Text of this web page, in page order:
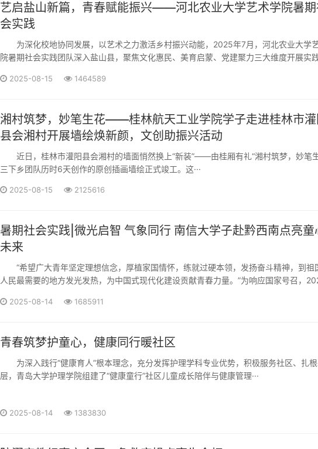
艺启盐山新篇，青春赋能振兴——河北农业大学艺术学院暑期
会实践
为深化校地协同发展，以艺术之力激活乡村振兴动能，2025年7月，河北农业大学
院暑期社会实践团队深入盐山县，聚焦文化惠民、美育启蒙、党建聚力三大维度开展实
2025-08-15 1464589
湘村筑梦，妙笔生花——桂林航天工业学院学子走进桂林市灌
县会湘村开展墙绘焕新颜，文创助振兴活动
近日，桂林市灌阳县会湘村的墙面悄然换上“新装”——由桂厢有礼“湘村筑梦，妙笔
三下乡团队历时6天创作的原创插画墙绘正式竣工。这···
2025-08-15 2125616
暑期社会实践|微光启智 气象同行 南信大学子赴黔西南点亮童
未来
“希望广大青年坚定理想信念，厚植家国情怀，练就过硬本领，发扬奋斗精神，到祖
人民最需要的地方发光发热，为中国式现代化建设贡献青春力量。”为响应国家号召，
2025-08-14 1685911
青春筑梦护童心，健康同行暖社区
为深入践行“健康育人”根本理念，充分发挥护理学科专业优势，积极服务社区、扎
层，青岛大学护理学院组建了“健康童行”社区儿童成长陪伴与健康管理···
2025-08-14 1383830